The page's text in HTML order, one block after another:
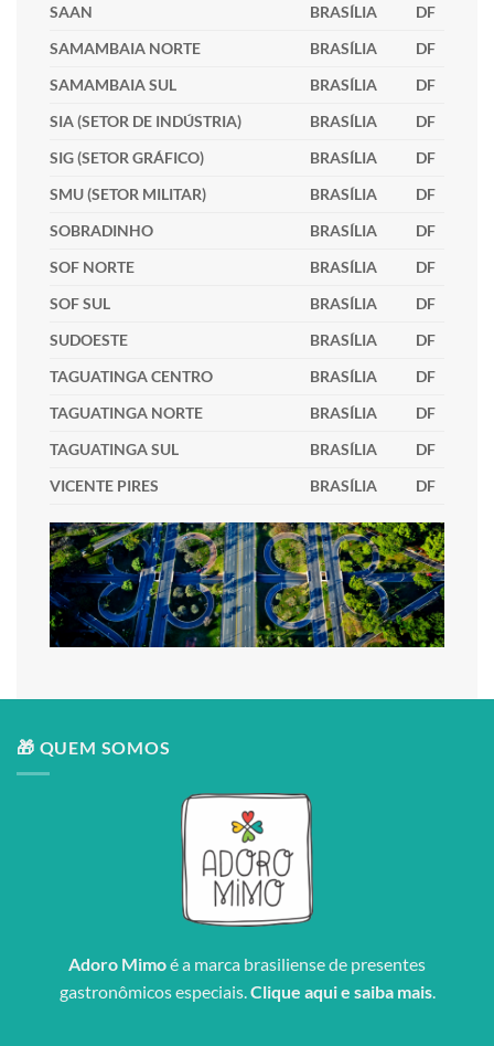
SAAN
BRASÍLIA
DF
SAMAMBAIA NORTE
BRASÍLIA
DF
SAMAMBAIA SUL
BRASÍLIA
DF
SIA (SETOR DE INDÚSTRIA)
BRASÍLIA
DF
SIG (SETOR GRÁFICO)
BRASÍLIA
DF
SMU (SETOR MILITAR)
BRASÍLIA
DF
SOBRADINHO
BRASÍLIA
DF
SOF NORTE
BRASÍLIA
DF
SOF SUL
BRASÍLIA
DF
SUDOESTE
BRASÍLIA
DF
TAGUATINGA CENTRO
BRASÍLIA
DF
TAGUATINGA NORTE
BRASÍLIA
DF
TAGUATINGA SUL
BRASÍLIA
DF
VICENTE PIRES
BRASÍLIA DF
🎁 QUEM SOMOS
Adoro Mimoé a marca brasiliense de presentes
gastronômicos especiais.Clique aqui e saiba mais.